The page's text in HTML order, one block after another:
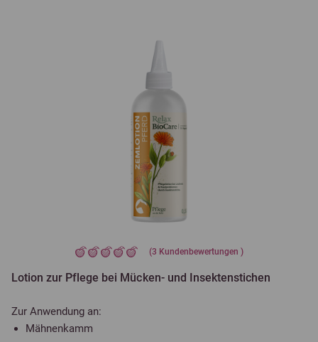
(3 Kundenbewertungen )
Lotion zur Pflege bei Mücken- und Insektenstichen
Zur Anwendung an:
Mähnenkamm